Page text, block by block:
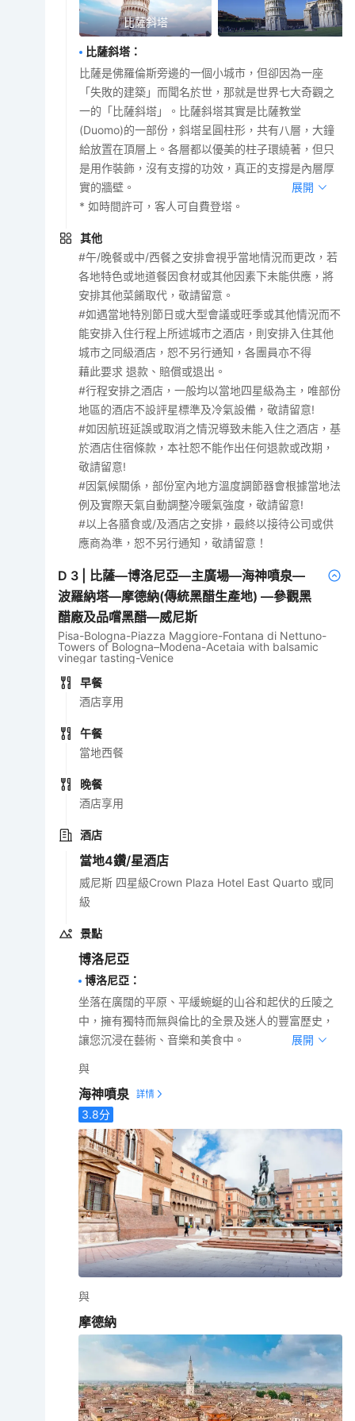
比薩斜塔
比薩斜塔 ：
比薩是佛羅倫斯旁邊的一個小城市，但卻因為一座
「失敗的建築」而聞名於世，那就是世界七大奇觀之
一的「比薩斜塔」。比薩斜塔其實是比薩教堂
(Duomo)的一部份，斜塔呈圓柱形，共有八層，大鐘
給放置在頂層上。各層都以優美的柱子環繞著，但只
是用作裝飾，沒有支撐的功效，真正的支撐是內層厚
實的牆壁。
展開
* 如時間許可，客人可自費登塔。
其他
#午/晚餐或中/西餐之安排會視乎當地情況而更改，若
各地特色或地道餐因食材或其他因素下未能供應，將
安排其他菜餚取代，敬請留意。
#如遇當地特別節日或大型會議或旺季或其他情況而不
能安排入住行程上所述城市之酒店，則安排入住其他
城市之同級酒店，恕不另行通知，各團員亦不得
藉此要求 退款、賠償或退出。
#行程安排之酒店，一般均以當地四星級為主，唯部份
地區的酒店不設評星標準及冷氣設備，敬請留意!
#如因航班延誤或取消之情況導致未能入住之酒店，基
於酒店住宿條款，本社恕不能作出任何退款或改期，
敬請留意!
#因氣候關係，部份室內地方溫度調節器會根據當地法
例及實際天氣自動調整冷暖氣強度，敬請留意!
#以上各膳食或/及酒店之安排，最終以接待公司或供
應商為準，恕不另行通知，敬請留意！
D 3
比薩—博洛尼亞—主廣場—海神噴泉—
波羅納塔—摩德納(傳統黑醋生產地) —參觀黑
醋廠及品嚐黑醋—威尼斯
Pisa-Bologna-Piazza Maggiore-Fontana di Nettuno-
Towers of Bologna–Modena-Acetaia with balsamic
vinegar tasting-Venice
早餐
酒店享用
午餐
當地西餐
晚餐
酒店享用
酒店
當地4鑽/星酒店
威尼斯 四星級Crown Plaza Hotel East Quarto 或同
級
景點
博洛尼亞
博洛尼亞 ：
坐落在廣闊的平原、平緩蜿蜒的山谷和起伏的丘陵之
中，擁有獨特而無與倫比的全景及迷人的豐富歷史，
讓您沉浸在藝術、音樂和美食中。
展開
與
海神噴泉
3.8分
與
摩德納